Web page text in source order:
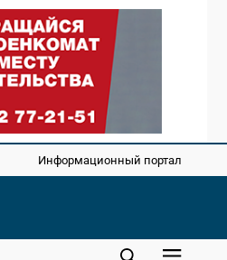
Информационный портал